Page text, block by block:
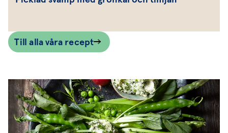
Till alla våra recept